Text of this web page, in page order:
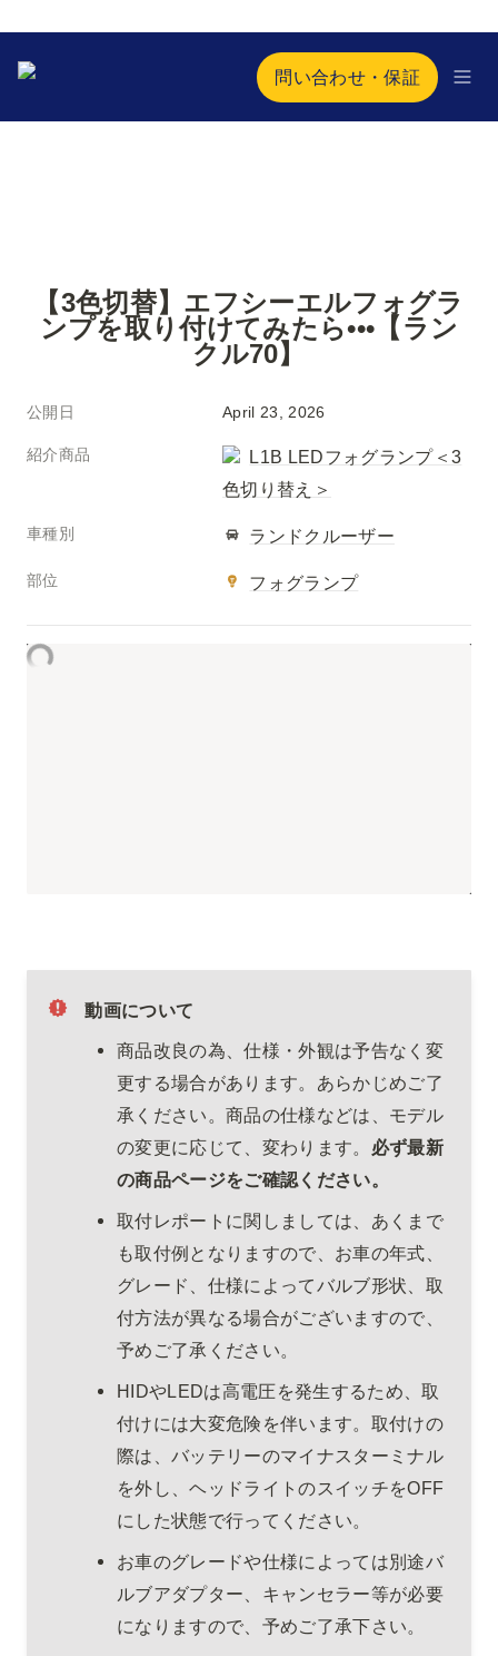
問い合わせ・保証
【3色切替】エフシーエルフォグラ
ンプを取り付けてみたら•••【ラン
クル70】
公開日 April 23, 2026
紹介商品
L1B LEDフォグランプ＜3
色切り替え＞
車種別 ランドクルーザー
部位 フォグランプ
動画について
商品改良の為、仕様・外観は予告なく変
更する場合があります。あらかじめご了
承ください。商品の仕様などは、モデル
の変更に応じて、変わります。 必ず最新
の商品ページをご確認ください。
取付レポートに関しましては、あくまで
も取付例となりますので、お車の年式、
グレード、仕様によってバルブ形状、取
付方法が異なる場合がございますので、
予めご了承ください。
HIDやLEDは高電圧を発生するため、取
付けには大変危険を伴います。取付けの
際は、バッテリーのマイナスターミナル
を外し、ヘッドライトのスイッチをOFF
にした状態で行ってください。
お車のグレードや仕様によっては別途バ
ルブアダプター、キャンセラー等が必要
になりますので、予めご了承下さい。